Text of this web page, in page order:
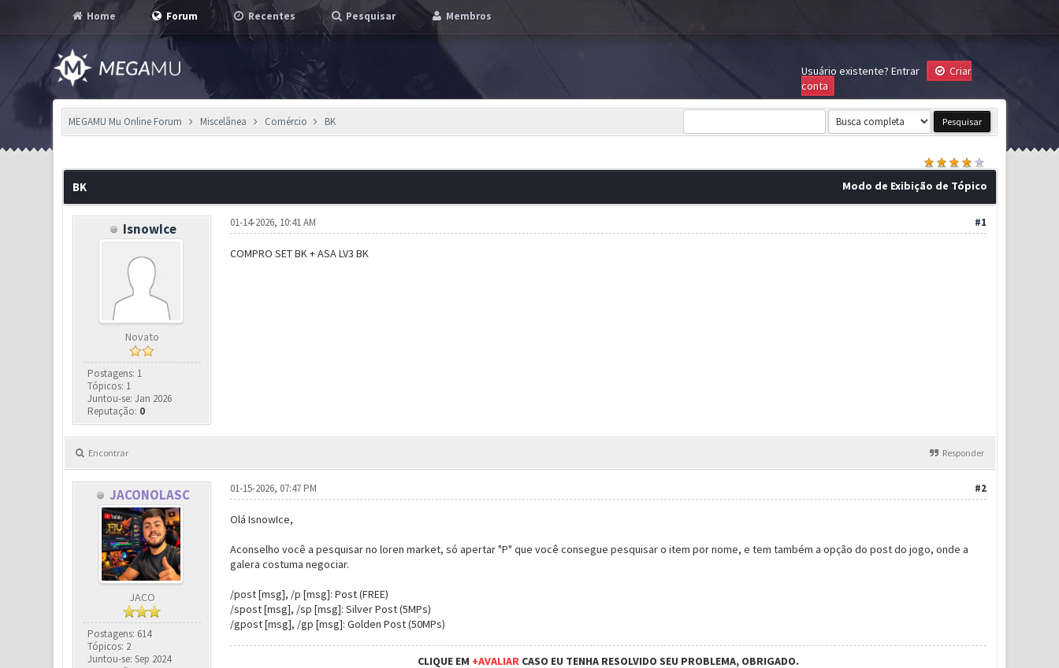
Home Forum Recentes Pesquisar Membros
Usuário existente? Entrar
Criar
conta
MEGAMU Mu Online Forum Miscelânea Comércio BK
Modo de Exibição de Tópico
BK
IsnowIce
Novato
Postagens: 1
Tópicos: 1
Juntou-se: Jan 2026
Reputação: 0
#1
01-14-2026, 10:41 AM
COMPRO SET BK + ASA LV3 BK
Encontrar Responder
JACONOLASC
JACO
Postagens: 614
Tópicos: 2
Juntou-se: Sep 2024
#2
01-15-2026, 07:47 PM
Olá IsnowIce,
Aconselho você a pesquisar no loren market, só apertar "P" que você consegue pesquisar o item por nome, e tem também a opção do post do jogo, onde a
galera costuma negociar.
/post [msg], /p [msg]: Post (FREE)
/spost [msg], /sp [msg]: Silver Post (5MPs)
/gpost [msg], /gp [msg]: Golden Post (50MPs)
CLIQUE EM +AVALIARCASO EU TENHA RESOLVIDO SEU PROBLEMA, OBRIGADO.